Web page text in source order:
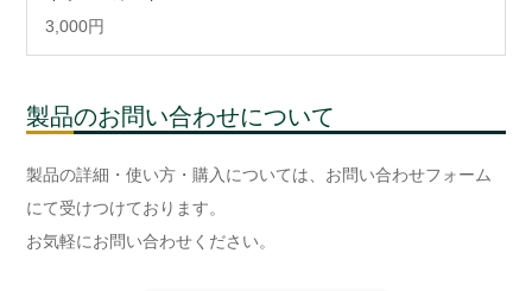
3,000円
製品のお問い合わせについて
製品の詳細・使い方・購入については、お問い合わせフォーム
にて受けつけております。
お気軽にお問い合わせください。